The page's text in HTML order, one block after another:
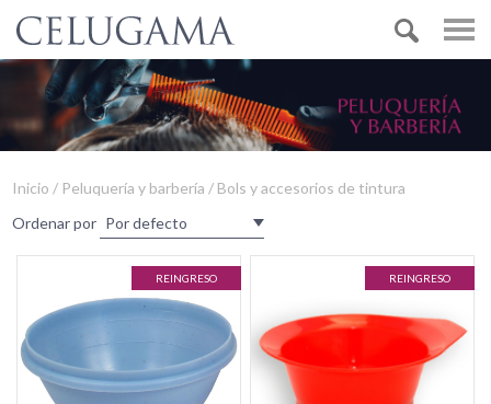
Inicio / Peluquería y barbería / Bols y accesorios de tintura
Ordenar por
REINGRESO REINGRESO